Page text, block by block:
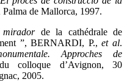
Palma de Mallorca, 1997.
mirador de la cathédrale de
”, BERNARDI, P.,et al.
Approches de
colloque d’Avignon, 30
2005.